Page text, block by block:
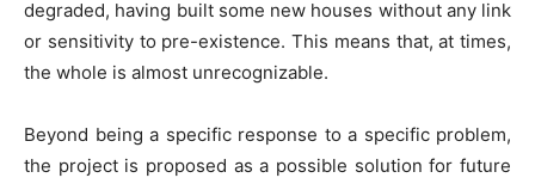
degraded, having built some new houses without any link
or sensitivity to pre-existence. This means that, at times,
the whole is almost unrecognizable.
Beyond being a specific response to a specific problem,
the project is proposed as a possible solution for future